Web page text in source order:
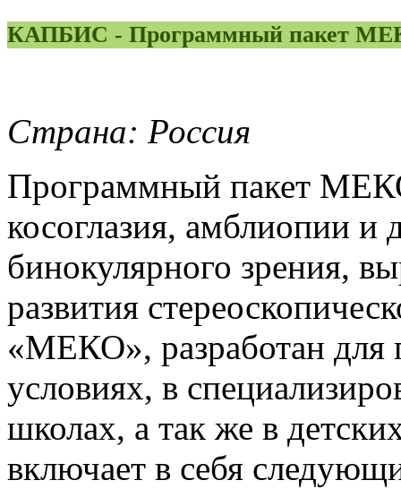
КАПБИС - Программный пакет
Страна: Россия
Программный пакет
косоглазия, амблиопии и
бинокулярного зрения,
развития
«МЕКО», разработан
условиях, в
школах, а так же в
включает в себя